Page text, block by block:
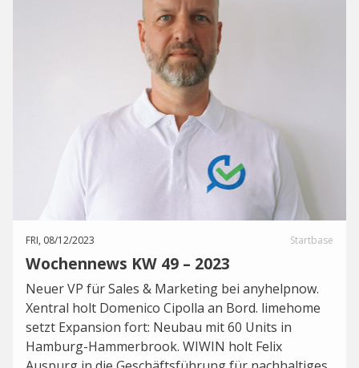
FRI, 08/12/2023 Startbase
Wochennews KW 49 – 2023
Neuer VP für Sales & Marketing bei anyhelpnow.
Xentral holt Domenico Cipolla an Bord. limehome
setzt Expansion fort: Neubau mit 60 Units in
Hamburg-Hammerbrook. WIWIN holt Felix